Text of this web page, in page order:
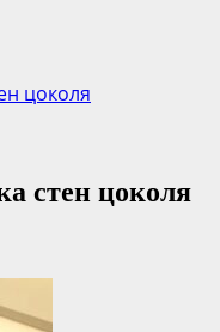
цоколя
стен цоколя